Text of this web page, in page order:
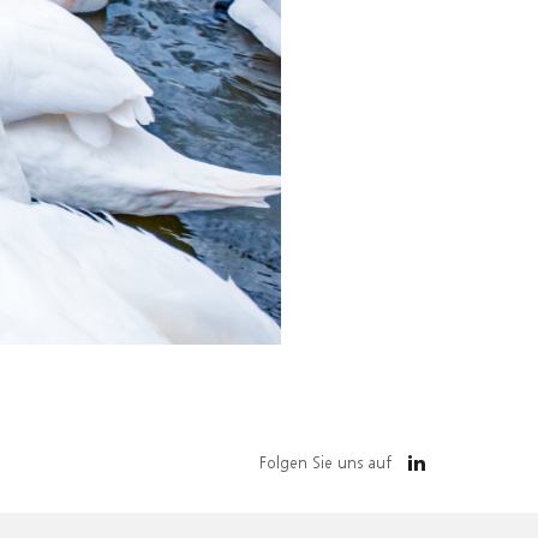
Folgen Sie uns auf